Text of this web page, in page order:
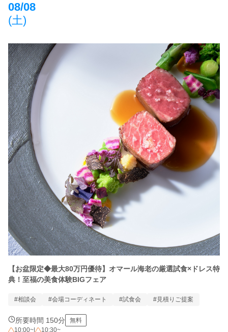
08/08
(土)
【お盆限定◆最大80万円優待】オマール海老の厳選試食×ドレス特
典！至福の美食体験BIGフェア
#相談会 #会場コーディネート #試食会 #見積りご提案
所要時間 150分
無料
10:00~
10:30~